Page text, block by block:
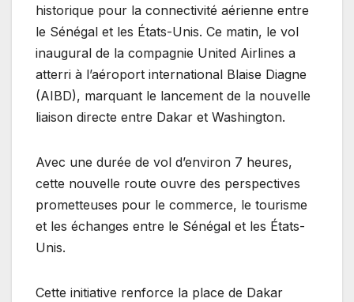
historique pour la connectivité aérienne entre
le Sénégal et les États-Unis. Ce matin, le vol
inaugural de la compagnie United Airlines a
atterri à l’aéroport international Blaise Diagne
(AIBD), marquant le lancement de la nouvelle
liaison directe entre Dakar et Washington.
Avec une durée de vol d’environ 7 heures,
cette nouvelle route ouvre des perspectives
prometteuses pour le commerce, le tourisme
et les échanges entre le Sénégal et les États-
Unis.
Cette initiative renforce la place de Dakar